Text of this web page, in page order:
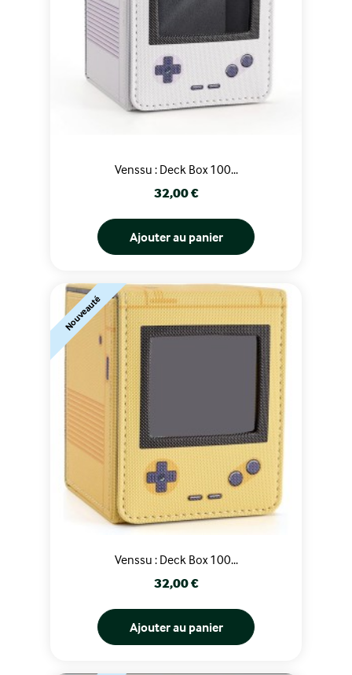
Venssu : Deck Box 100...
Prix
32,00 €
Ajouter au panier
Venssu : Deck Box 100...
Prix
32,00 €
Ajouter au panier
Nouveauté